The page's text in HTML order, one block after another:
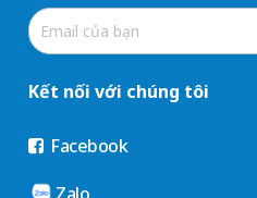
Kết nối với chúng tôi
Facebook